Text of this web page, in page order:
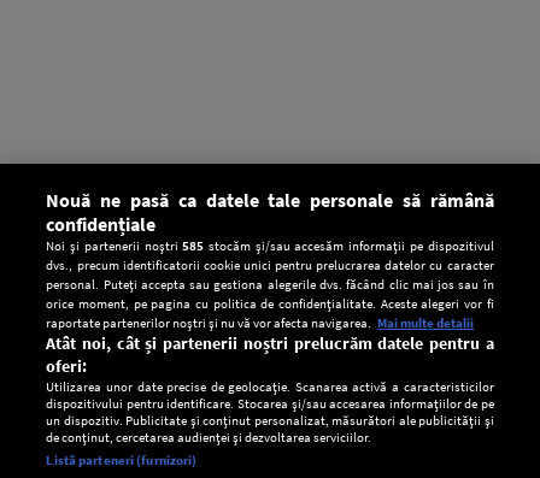
Setări:
Nouă ne pasă ca datele tale personale să rămână
confidențiale
Noi și partenerii noștri585 stocăm și/sau accesăm informații pe dispozitivul
dvs., precum identificatorii cookie unici pentru prelucrarea datelor cu caracter
personal. Puteți accepta sau gestiona alegerile dvs. făcând clic mai jos sau în
orice moment, pe pagina cu politica de confidențialitate. Aceste alegeri vor fi
raportate partenerilor noștri și nu vă vor afecta navigarea. Mai multe detalii
Atât noi, cât și partenerii noștri prelucrăm datele pentru a
oferi:
Utilizarea unor date precise de geolocație. Scanarea activă a caracteristicilor
dispozitivului pentru identificare. Stocarea și/sau accesarea informațiilor de pe
un dispozitiv. Publicitate și conținut personalizat, măsurători ale publicității și
de conținut, cercetarea audienței și dezvoltarea serviciilor.
Listă parteneri (furnizori)